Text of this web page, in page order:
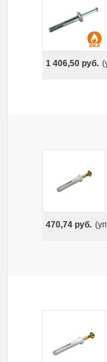
1 406,50руб.
470,74руб.